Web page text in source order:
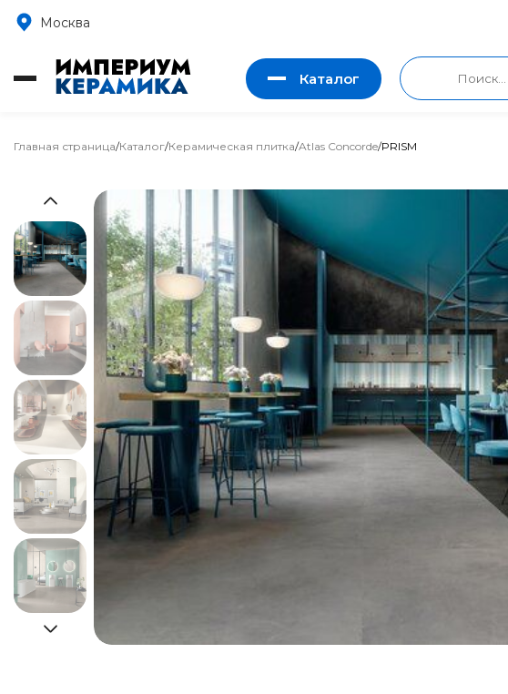
Москва
Каталог
Главная страница/Каталог/Керамическая плитка/Atlas Concorde/PRISM